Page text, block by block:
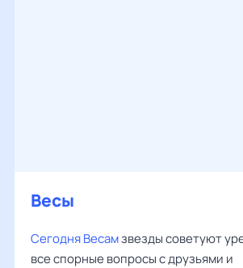
Весы
Сегодня Весамзвезды советуют
все спорные вопросы с друзьями и